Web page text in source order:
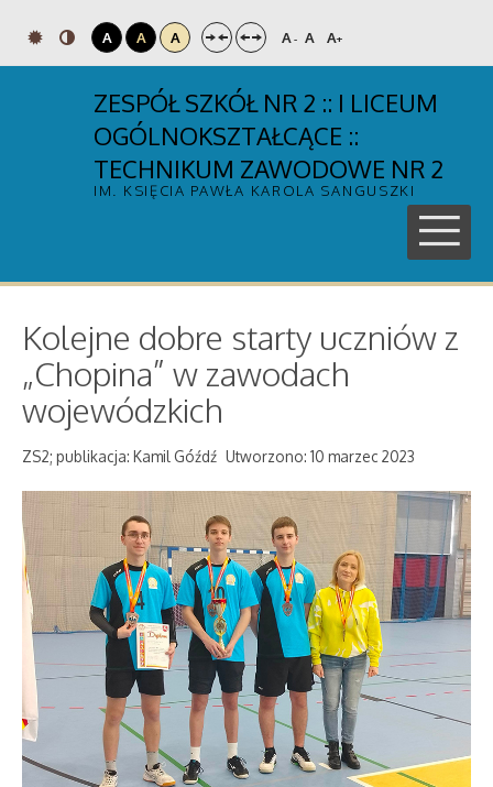
A A A A- A A+
ZESPÓŁ SZKÓŁ NR 2 :: I LICEUM
OGÓLNOKSZTAŁCĄCE ::
TECHNIKUM ZAWODOWE NR 2
IM. KSIĘCIA PAWŁA KAROLA SANGUSZKI
Kolejne dobre starty uczniów z
„Chopina” w zawodach
wojewódzkich
ZS2; publikacja: Kamil Góźdź Utworzono: 10 marzec 2023